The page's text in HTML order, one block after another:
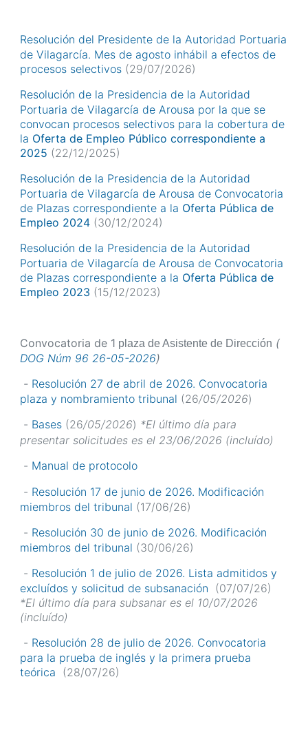
Resolución del Presidente de la Autoridad Portuaria
de Vilagarcía. Mes de agosto inhábil a efectos de
procesos selectivos (29/07/2026)
Resolución de la Presidencia de la Autoridad
Portuaria de Vilagarcía de Arousa por la que se
convocan procesos selectivos para la cobertura de
la Oferta de Empleo Público correspondiente a
2025 (22/12/2025)
Resolución de la Presidencia de la Autoridad
Portuaria de Vilagarcía de Arousa de Convocatoria
de Plazas correspondiente a la Oferta Pública de
Empleo 2024 (30/12/2024)
Resolución de la Presidencia de la Autoridad
Portuaria de Vilagarcía de Arousa de Convocatoria
de Plazas correspondiente a la Oferta Pública de
Empleo 2023 (15/12/2023)
Convocatoria de 1 plaza de Asistente de Dirección (
DOG Núm 96 26-05-2026)
- Resolución 27 de abril de 2026. Convocatoria
plaza y nombramiento tribunal (26/05/2026)
- Bases (26/05/2026) *El último día para
presentar solicitudes es el 23/06/2026 (incluído)
- Manual de protocolo
- Resolución 17 de junio de 2026. Modificación
miembros del tribunal (17/06/26)
- Resolución 30 de junio de 2026. Modificación
miembros del tribunal (30/06/26)
- Resolución 1 de julio de 2026. Lista admitidos y
excluídos y solicitud de subsanación (07/07/26)
*El último día para subsanar es el 10/07/2026
(incluído)
- Resolución 28 de julio de 2026. Convocatoria
para la prueba de inglés y la primera prueba
teórica (28/07/26)